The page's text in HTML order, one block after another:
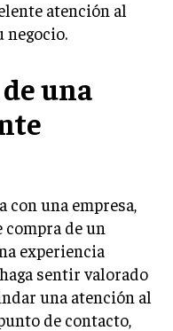
WEB SEO
atención al
una
una empresa,
compra de un
experiencia
sentir valorado
una atención al
de contacto,